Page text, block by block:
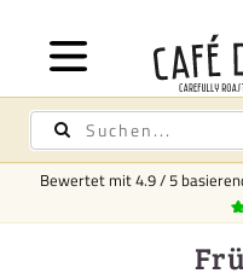
Bewertet mit4.9/5